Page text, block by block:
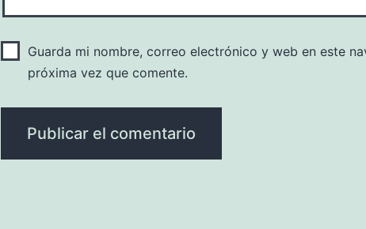
Guarda mi nombre, correo electrónico y web en este
próxima vez que comente.